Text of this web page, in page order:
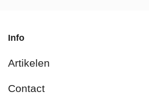
Info
Artikelen
Contact